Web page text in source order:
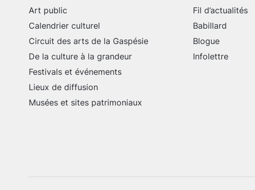
Art public
Calendrier culturel
Circuit des arts de la Gaspésie
De la culture à la grandeur
Festivals et événements
Lieux de diffusion
Musées et sites patrimoniaux
Fil d’actualités
Babillard
Blogue
Infolettre